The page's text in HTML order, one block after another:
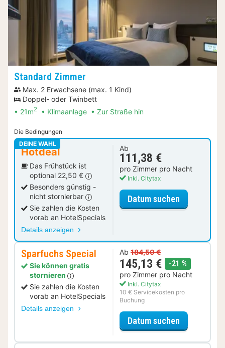
Standard Zimmer
Max. 2 Erwachsene (max. 1 Kind)
Doppel- oder Twinbett
21m2 Klimaanlage Zur Straße hin
Die Bedingungen
DEINE WAHL
Hotdeal
Das Frühstück ist
optional 22,50 €
Besonders günstig -
nicht stornierbar
Sie zahlen die Kosten
vorab an HotelSpecials
Details anzeigen
Ab
111,38 €
pro Zimmer pro Nacht
Inkl. Citytax
Datum suchen
Sparfuchs Special
Sie können gratis
stornieren
Sie zahlen die Kosten
vorab an HotelSpecials
Details anzeigen
Ab 184,50 €
145,13 € -21 %
pro Zimmer pro Nacht
Inkl. Citytax
10 € Servicekosten pro
Buchung
Datum suchen